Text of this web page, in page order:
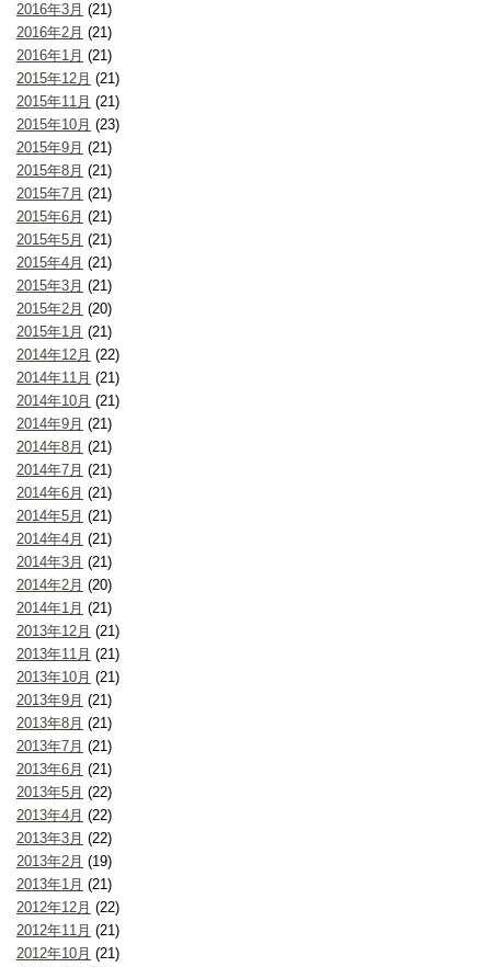
2016年3月 (21)
2016年2月 (21)
2016年1月 (21)
2015年12月 (21)
2015年11月 (21)
2015年10月 (23)
2015年9月 (21)
2015年8月 (21)
2015年7月 (21)
2015年6月 (21)
2015年5月 (21)
2015年4月 (21)
2015年3月 (21)
2015年2月 (20)
2015年1月 (21)
2014年12月 (22)
2014年11月 (21)
2014年10月 (21)
2014年9月 (21)
2014年8月 (21)
2014年7月 (21)
2014年6月 (21)
2014年5月 (21)
2014年4月 (21)
2014年3月 (21)
2014年2月 (20)
2014年1月 (21)
2013年12月 (21)
2013年11月 (21)
2013年10月 (21)
2013年9月 (21)
2013年8月 (21)
2013年7月 (21)
2013年6月 (21)
2013年5月 (22)
2013年4月 (22)
2013年3月 (22)
2013年2月 (19)
2013年1月 (21)
2012年12月 (22)
2012年11月 (21)
2012年10月 (21)